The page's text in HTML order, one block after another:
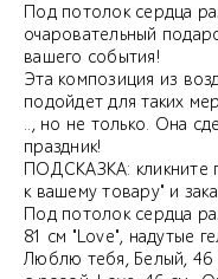
Под потолок сердца
очаровательный
вашего события!
Эта композиция из
подойдет для таких
.., но не только. Она
праздник!
ПОДСКАЗКА: кликните
к вашему товару" и
Под потолок сердца
81 см "Love", надутые
Люблю тебя, Белый, 46